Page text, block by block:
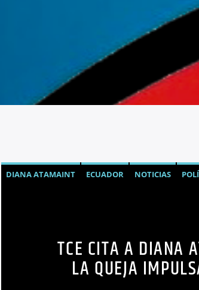
DIANA ATAMAINT ECUADOR NOTICIAS
TCE CITA A DIANA
LA QUEJA